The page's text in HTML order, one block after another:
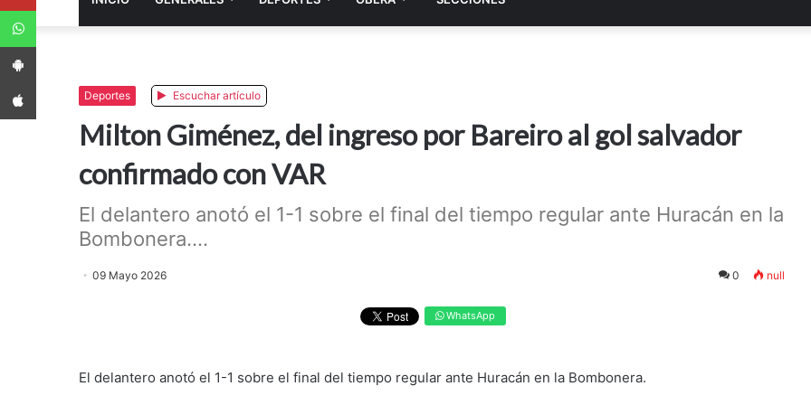
Deportes Escuchar artículo
Milton Giménez, del ingreso por Bareiro al gol salvador
confirmado con VAR
El delantero anotó el 1-1 sobre el final del tiempo regular ante Huracán en la
Bombonera....
09 Mayo 2026 0 null
WhatsApp
El delantero anotó el 1-1 sobre el final del tiempo regular ante Huracán en la Bombonera.